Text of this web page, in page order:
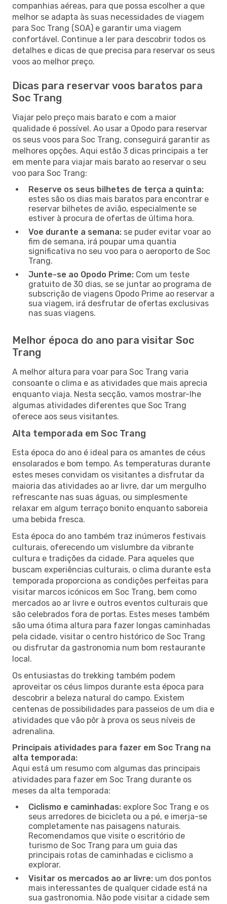
companhias aéreas, para que possa escolher a que
melhor se adapta às suas necessidades de viagem
para Soc Trang (SOA) e garantir uma viagem
confortável. Continue a ler para descobrir todos os
detalhes e dicas de que precisa para reservar os seus
voos ao melhor preço.
Dicas para reservar voos baratos para
Soc Trang
Viajar pelo preço mais barato e com a maior
qualidade é possível. Ao usar a Opodo para reservar
os seus voos para Soc Trang, conseguirá garantir as
melhores opções. Aqui estão 3 dicas principais a ter
em mente para viajar mais barato ao reservar o seu
voo para Soc Trang:
Reserve os seus bilhetes de terça a quinta:
estes são os dias mais baratos para encontrar e
reservar bilhetes de avião, especialmente se
estiver à procura de ofertas de última hora.
Voe durante a semana: se puder evitar voar ao
fim de semana, irá poupar uma quantia
significativa no seu voo para o aeroporto de Soc
Trang.
Junte-se ao Opodo Prime: Com um teste
gratuito de 30 dias, se se juntar ao programa de
subscrição de viagens Opodo Prime ao reservar a
sua viagem, irá desfrutar de ofertas exclusivas
nas suas viagens.
Melhor época do ano para visitar Soc
Trang
A melhor altura para voar para Soc Trang varia
consoante o clima e as atividades que mais aprecia
enquanto viaja. Nesta secção, vamos mostrar-lhe
algumas atividades diferentes que Soc Trang
oferece aos seus visitantes.
Alta temporada em Soc Trang
Esta época do ano é ideal para os amantes de céus
ensolarados e bom tempo. As temperaturas durante
estes meses convidam os visitantes a disfrutar da
maioria das atividades ao ar livre, dar um mergulho
refrescante nas suas águas, ou simplesmente
relaxar em algum terraço bonito enquanto saboreia
uma bebida fresca.
Esta época do ano também traz inúmeros festivais
culturais, oferecendo um vislumbre da vibrante
cultura e tradições da cidade. Para aqueles que
buscam experiências culturais, o clima durante esta
temporada proporciona as condições perfeitas para
visitar marcos icónicos em Soc Trang, bem como
mercados ao ar livre e outros eventos culturais que
são celebrados fora de portas. Estes meses também
são uma ótima altura para fazer longas caminhadas
pela cidade, visitar o centro histórico de Soc Trang
ou disfrutar da gastronomia num bom restaurante
local.
Os entusiastas do trekking também podem
aproveitar os céus limpos durante esta época para
descobrir a beleza natural do campo. Existem
centenas de possibilidades para passeios de um dia e
atividades que vão pôr à prova os seus níveis de
adrenalina.
Principais atividades para fazer em Soc Trang na
alta temporada:
Aqui está um resumo com algumas das principais
atividades para fazer em Soc Trang durante os
meses da alta temporada:
Ciclismo e caminhadas: explore Soc Trang e os
seus arredores de bicicleta ou a pé, e imerja-se
completamente nas paisagens naturais.
Recomendamos que visite o escritório de
turismo de Soc Trang para um guia das
principais rotas de caminhadas e ciclismo a
explorar.
Visitar os mercados ao ar livre: um dos pontos
mais interessantes de qualquer cidade está na
sua gastronomia. Não pode visitar a cidade sem